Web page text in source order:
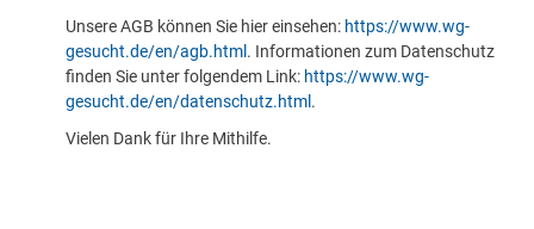
Unsere AGB können Sie hier einsehen: https://www.wg-
gesucht.de/en/agb.html . Informationen zum Datenschutz
finden Sie unter folgendem Link: https://www.wg-
gesucht.de/en/datenschutz.html .
Vielen Dank für Ihre Mithilfe.